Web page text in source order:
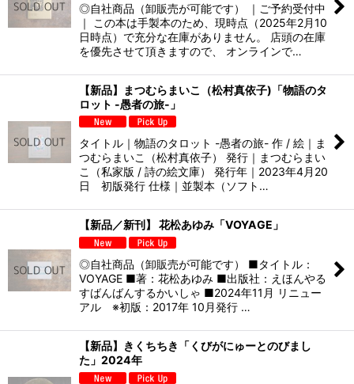
◎自社商品（卸販売が可能です） ｜ご予約受付中
｜ この本は手製本のため、現時点（2025年2月10
日時点）で充分な在庫がありません。 店頭の在庫
を優先させて頂きますので、 オンラインで…
【新品】まつむらまいこ（松村真依子)「物語のタ
ロット -愚者の旅-」
タイトル｜物語のタロット -愚者の旅- 作 / 絵｜ま
つむらまいこ（松村真依子） 発行｜まつむらまい
こ（私家版 / 詩の絵文庫） 発行年｜2023年4月20
日 初版発行 仕様｜並製本（ソフト…
【新品／新刊】 花松あゆみ「VOYAGE」
◎自社商品（卸販売が可能です） ■タイトル：
VOYAGE ■著：花松あゆみ ■出版社：えほんやる
すばんばんするかいしゃ ■2024年11月 リニュー
アル ※初版：2017年 10月発行 …
【新品】きくちちき「くびがにゅーとのびまし
た」2024年